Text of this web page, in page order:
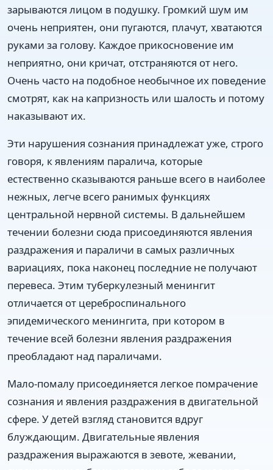
зарываются лицом в подушку. Громкий шум им
очень неприятен, они пугаются, плачут, хватаются
руками за голову. Каждое прикосновение им
неприятно, они кричат, отстраняются от него.
Очень часто на подобное необычное их поведение
смотрят, как на капризность или шалость и потому
наказывают их.
Эти нарушения сознания принадлежат уже, строго
говоря, к явлениям паралича, которые
естественно сказываются раньше всего в наиболее
нежных, легче всего ранимых функциях
центральной нервной системы. В дальнейшем
течении болезни сюда присоединяются явления
раздражения и параличи в самых различных
вариациях, пока наконец последние не получают
перевеса. Этим туберкулезный менингит
отличается от цереброспинального
эпидемического менингита, при котором в
течение всей болезни явления раздражения
преобладают над параличами.
Мало-помалу присоединяется легкое помрачение
сознания и явления раздражения в двигательной
сфере. У детей взгляд становится вдруг
блуждающим. Двигательные явления
раздражения выражаются в зевоте, жевании,